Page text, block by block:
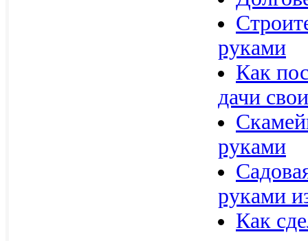
руками
Как
дачи
руками
руками
Как